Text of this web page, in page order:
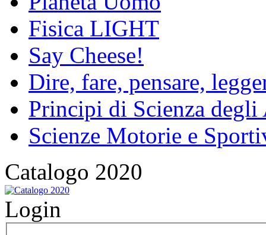
Fisica LIGHT
Say Cheese!
Dire, fare, pensare,
Principi di Scienza
Scienze Motorie e
Catalogo 2020
Login